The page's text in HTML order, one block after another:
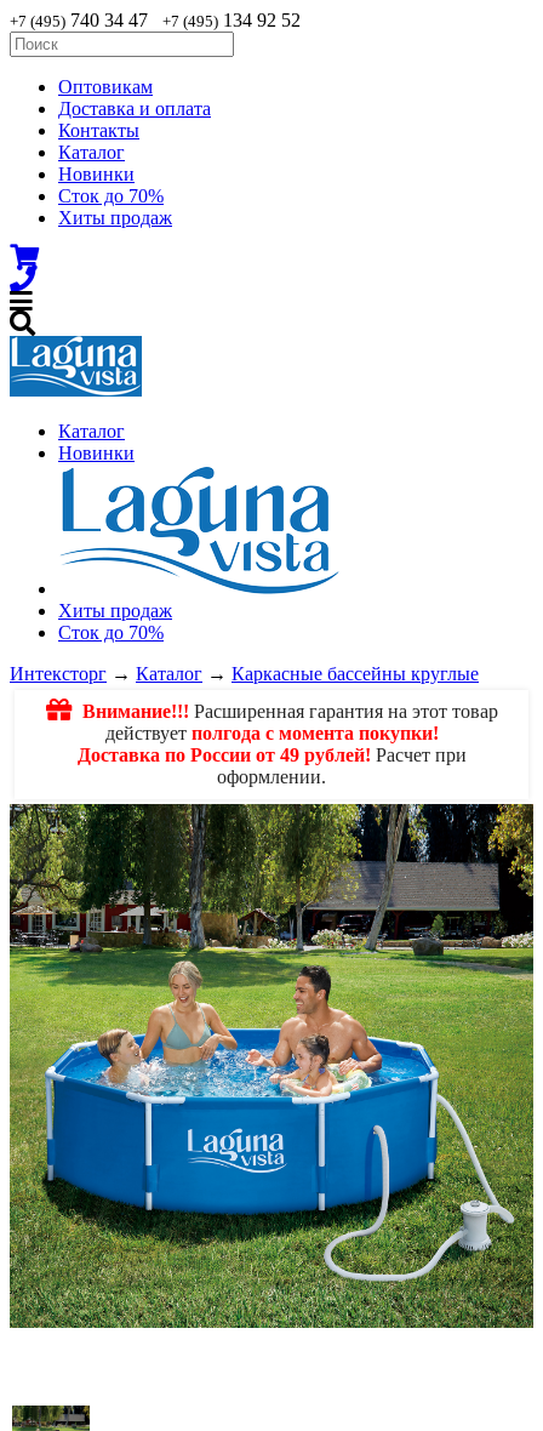
+7 (495) 740 34 47 +7 (495) 134 92 52
Оптовикам
Доставка и оплата
Контакты
Каталог
Новинки
Сток до 70%
Хиты продаж
Каталог
Новинки
Хиты продаж
Сток до 70%
Интексторг → Каталог → Каркасные бассейны круглые
Внимание!!! Расширенная гарантия на этот товар
действует полгода с момента покупки!
Доставка по России от 49 рублей! Расчет при
оформлении.